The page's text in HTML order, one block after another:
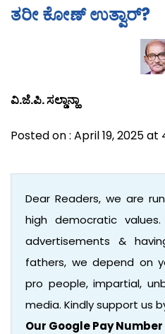
ತರೀ ಕೋಣ್ ಉತ್ವಾರ್?
ವಿ.ಜೆ.ಪಿ. ಸಲ್ಡಾನ್ಹಾ
Posted on : April 19, 2025 at
Dear Readers, we are
high democratic
advertisements &
fathers, we depend on
pro people, impartial,
media. Kindly support us
Our Google Pay